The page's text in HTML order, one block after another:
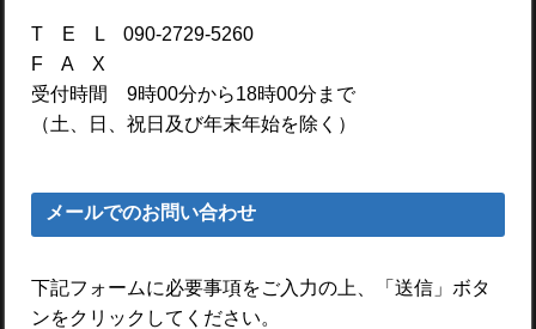
T E L 090-2729-5260
F A X
受付時間 9時00分から18時00分まで
（土、日、祝日及び年末年始を除く）
メールでのお問い合わせ
下記フォームに必要事項をご入力の上、「送信」ボタ
ンをクリックしてください。